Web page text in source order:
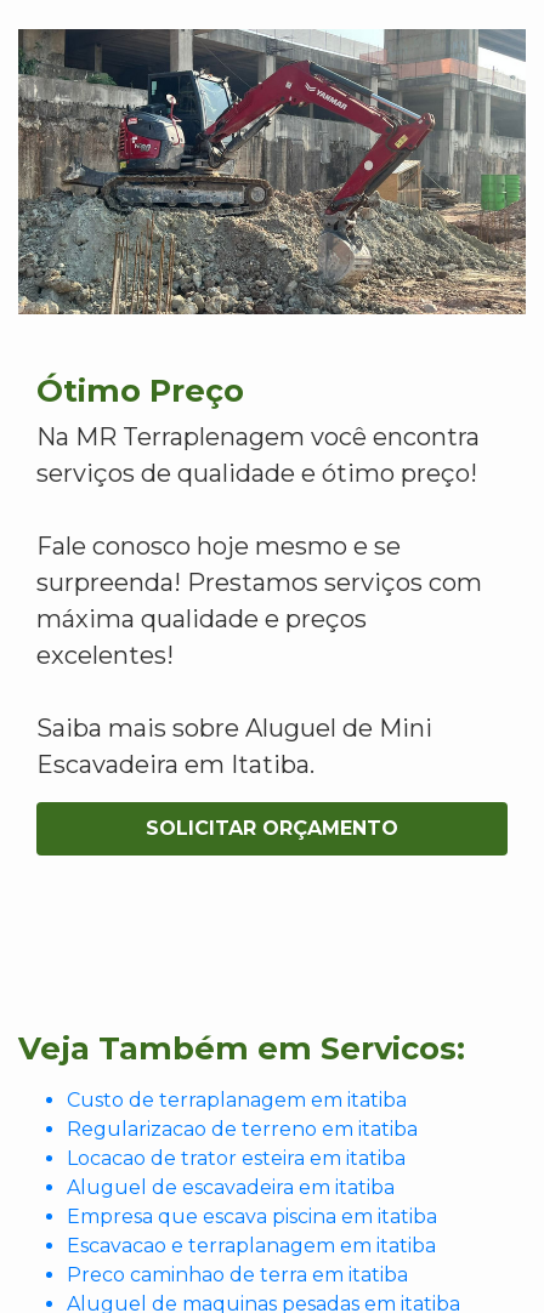
Ótimo Preço
Na MR Terraplenagem você encontra
serviços de qualidade e ótimo preço!
Fale conosco hoje mesmo e se
surpreenda! Prestamos serviços com
máxima qualidade e preços
excelentes!
Saiba mais sobre Aluguel de Mini
Escavadeira em Itatiba.
SOLICITAR ORÇAMENTO
Veja Também em Servicos:
Custo de terraplanagem em itatiba
Regularizacao de terreno em itatiba
Locacao de trator esteira em itatiba
Aluguel de escavadeira em itatiba
Empresa que escava piscina em itatiba
Escavacao e terraplanagem em itatiba
Preco caminhao de terra em itatiba
Aluguel de maquinas pesadas em itatiba